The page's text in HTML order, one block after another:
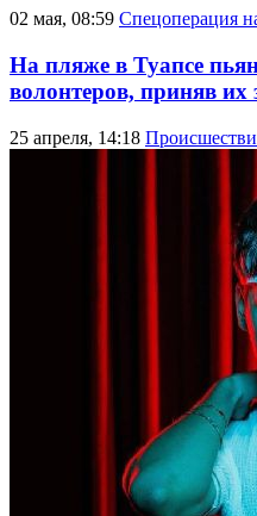
02 мая, 08:59 Спецоперация
На пляже в Туапсе
волонтеров, приняв
25 апреля, 14:18